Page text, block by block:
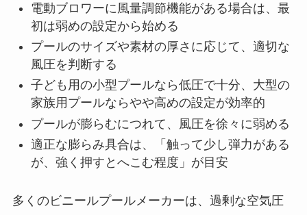
電動ブロワーに風量調節機能がある場合は、最
初は弱めの設定から始める
プールのサイズや素材の厚さに応じて、適切な
風圧を判断する
子ども用の小型プールなら低圧で十分、大型の
家族用プールならやや高めの設定が効率的
プールが膨らむにつれて、風圧を徐々に弱める
適正な膨らみ具合は、「触って少し弾力がある
が、強く押すとへこむ程度」が目安
多くのビニールプールメーカーは、過剰な空気圧